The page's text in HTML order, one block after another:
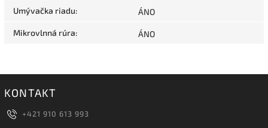
Umývačka riadu: ÁNO
Mikrovlnná rúra: ÁNO
KONTAKT
+421 910 613 993